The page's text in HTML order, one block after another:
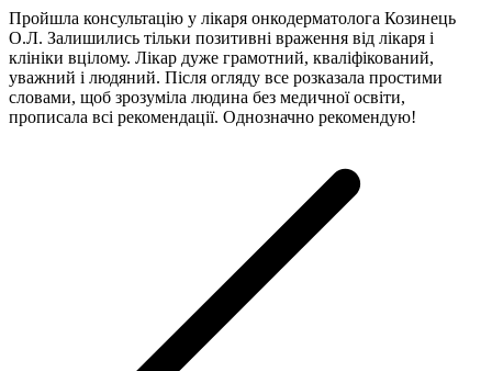
Пройшла консультацію у лікаря онкодерматолога Козинець
О.Л. Залишились тільки позитивні враження від лікаря і
клініки вцілому. Лікар дуже грамотний, кваліфікований,
уважний і людяний. Після огляду все розказала простими
словами, щоб зрозуміла людина без медичної освіти,
прописала всі рекомендації. Однозначно рекомендую!